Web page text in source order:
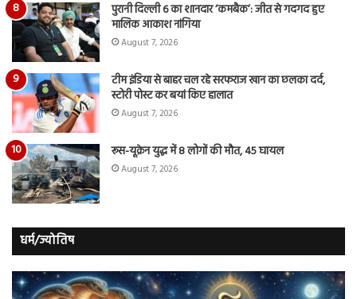
पुरानी दिल्ली 6 का शानदार ‘कमबैक’: जीत से गदगद हुए
मालिक आकाश नांगिया
August 7, 2026
टीम इंडिया से बाहर चल रहे सरफराज खान का छलका दर्द,
स्टोरी पोस्ट कर बयां किए हालात
August 7, 2026
रूस-यूक्रेन युद्ध में 8 लोगों की मौत, 45 घायल
August 7, 2026
धर्म/ज्योतिष